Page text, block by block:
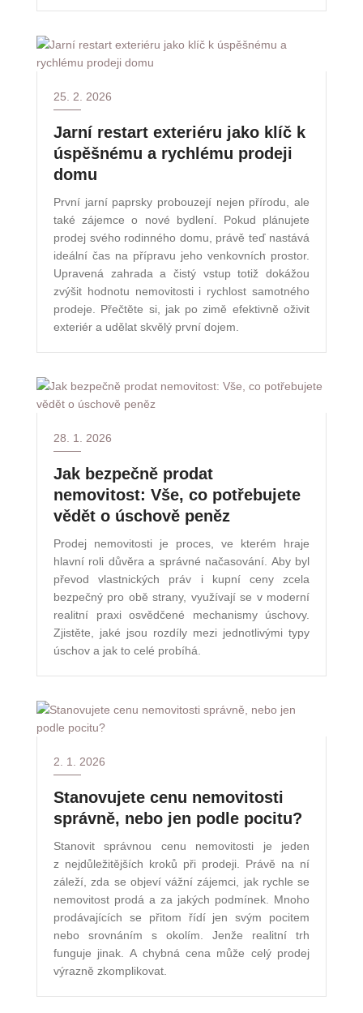
25. 2. 2026
Jarní restart exteriéru jako klíč k
úspěšnému a rychlému prodeji
domu
První jarní paprsky probouzejí nejen přírodu, ale
také zájemce o nové bydlení. Pokud plánujete
prodej svého rodinného domu, právě teď nastává
ideální čas na přípravu jeho venkovních prostor.
Upravená zahrada a čistý vstup totiž dokážou
zvýšit hodnotu nemovitosti i rychlost samotného
prodeje. Přečtěte si, jak po zimě efektivně oživit
exteriér a udělat skvělý první dojem.
28. 1. 2026
Jak bezpečně prodat
nemovitost: Vše, co potřebujete
vědět o úschově peněz
Prodej nemovitosti je proces, ve kterém hraje
hlavní roli důvěra a správné načasování. Aby byl
převod vlastnických práv i kupní ceny zcela
bezpečný pro obě strany, využívají se v moderní
realitní praxi osvědčené mechanismy úschovy.
Zjistěte, jaké jsou rozdíly mezi jednotlivými typy
úschov a jak to celé probíhá.
2. 1. 2026
Stanovujete cenu nemovitosti
správně, nebo jen podle pocitu?
Stanovit správnou cenu nemovitosti je jeden
z nejdůležitějších kroků při prodeji. Právě na ní
záleží, zda se objeví vážní zájemci, jak rychle se
nemovitost prodá a za jakých podmínek. Mnoho
prodávajících se přitom řídí jen svým pocitem
nebo srovnáním s okolím. Jenže realitní trh
funguje jinak. A chybná cena může celý prodej
výrazně zkomplikovat.